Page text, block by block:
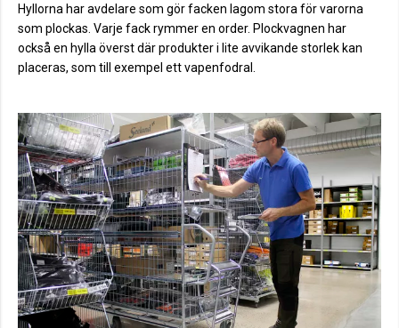
Hyllorna har avdelare som gör facken lagom stora för varorna
som plockas. Varje fack rymmer en order. Plockvagnen har
också en hylla överst där produkter i lite avvikande storlek kan
placeras, som till exempel ett vapenfodral.